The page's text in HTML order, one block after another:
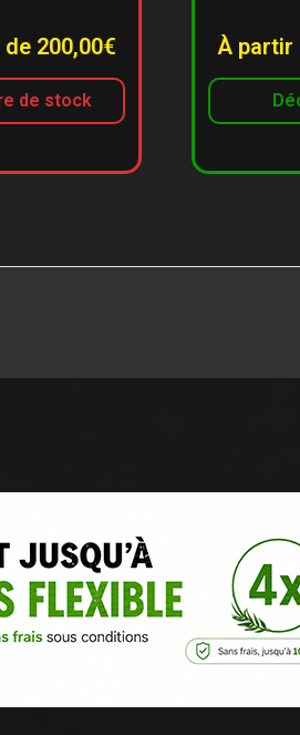
À partir de 110,00€